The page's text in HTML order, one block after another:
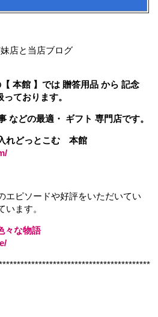
店と当店ブログ
本館 】では 贈答用品 から 記念
ております。
などの最適・ ギフト 専門店です。
れどっとこむ 本館
エピソードや好評をいただいてい
います。
々な物語